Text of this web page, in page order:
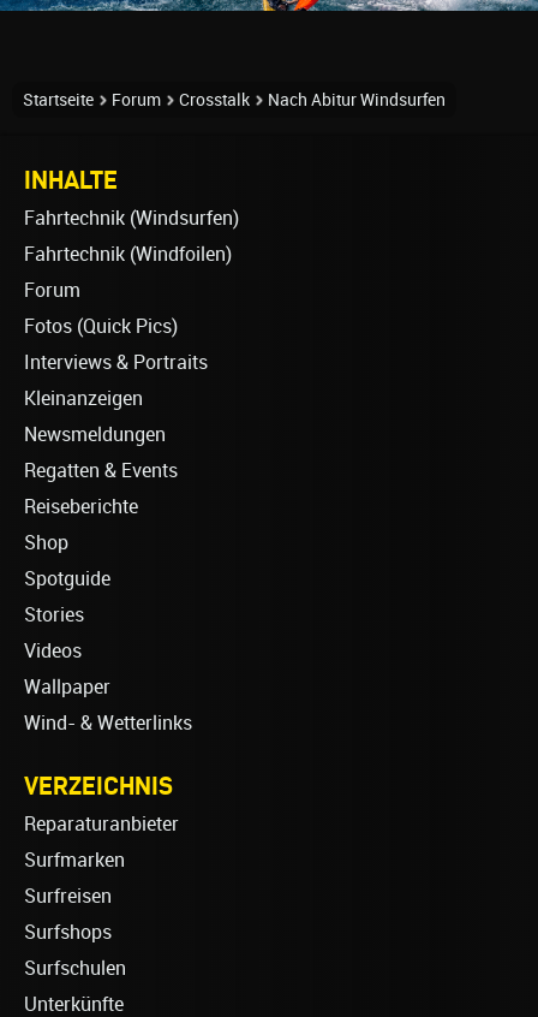
Startseite Forum Crosstalk Nach Abitur Windsurfen
INHALTE
Fahrtechnik (Windsurfen)
Fahrtechnik (Windfoilen)
Forum
Fotos (Quick Pics)
Interviews & Portraits
Kleinanzeigen
Newsmeldungen
Regatten & Events
Reiseberichte
Shop
Spotguide
Stories
Videos
Wallpaper
Wind- & Wetterlinks
VERZEICHNIS
Reparaturanbieter
Surfmarken
Surfreisen
Surfshops
Surfschulen
Unterkünfte